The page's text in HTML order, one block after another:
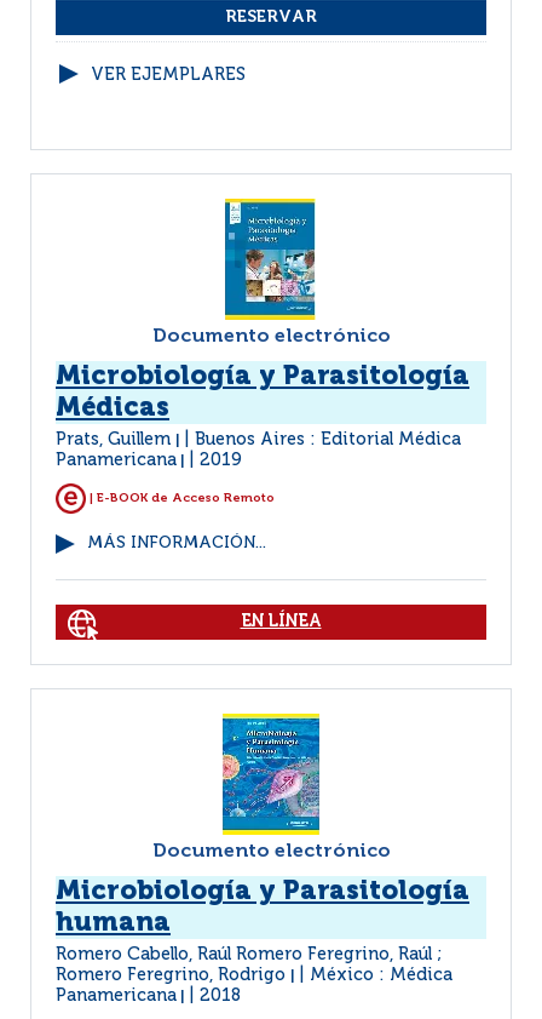
VER EJEMPLARES
Documento electrónico
Microbiología y Parasitología
Médicas
Prats, Guillem
Buenos Aires : Editorial Médica
Panamericana
2019
| E-BOOK de Acceso Remoto
MÁS INFORMACIÓN...
EN LÍNEA
Documento electrónico
Microbiología y Parasitología
humana
Romero Cabello, Raúl Romero Feregrino, Raúl ;
Romero Feregrino, Rodrigo
México : Médica
Panamericana
2018